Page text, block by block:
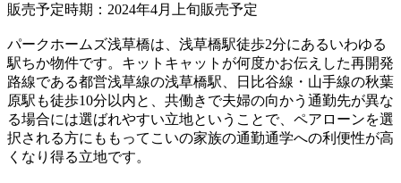
販売予定時期：2024年4月上旬販売予定
パークホームズ浅草橋は、浅草橋駅徒歩2分にあるいわゆる
駅ちか物件です。キットキャットが何度かお伝えした再開発
路線である都営浅草線の浅草橋駅、日比谷線・山手線の秋葉
原駅も徒歩10分以内と、共働きで夫婦の向かう通勤先が異な
る場合には選ばれやすい立地ということで、ペアローンを選
択される方にももってこいの家族の通勤通学への利便性が高
くなり得る立地です。